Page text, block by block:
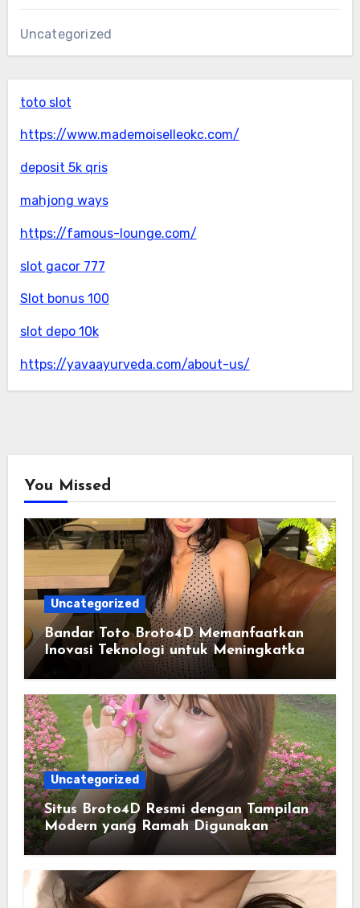
Uncategorized
toto slot
https://www.mademoiselleokc.com/
deposit 5k qris
mahjong ways
https://famous-lounge.com/
slot gacor 777
Slot bonus 100
slot depo 10k
https://yavaayurveda.com/about-us/
You Missed
Uncategorized
Bandar Toto Broto4D Memanfaatkan
Inovasi Teknologi untuk Meningkatkan
Kenyamanan Pengguna
Uncategorized
Situs Broto4D Resmi dengan Tampilan
Modern yang Ramah Digunakan